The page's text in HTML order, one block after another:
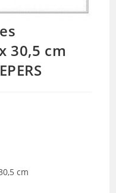
30,5 cm
cm